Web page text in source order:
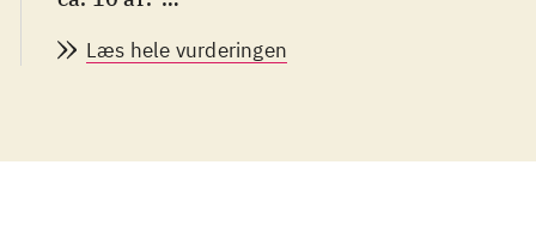
Bondebanden, der består af
bliver Barney kidnappet af Fru
Læs hele vurderingen